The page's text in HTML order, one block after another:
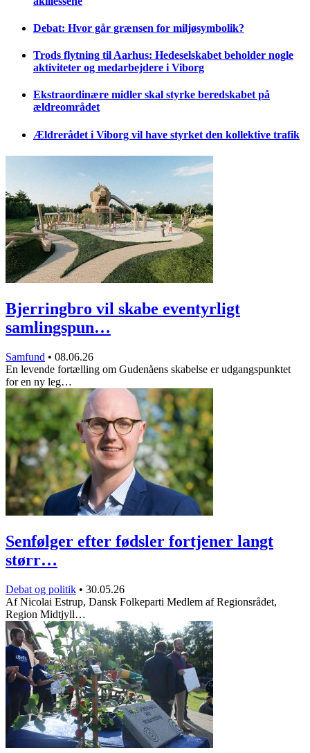
Debat: Hvor går grænsen for miljøsymbolik?
Trods flytning til Aarhus: Hedeselskabet beholder nogle
aktiviteter og medarbejdere i Viborg
Ekstraordinære midler skal styrke beredskabet på
ældreområdet
Ældrerådet i Viborg vil have styrket den kollektive trafik
Bjerringbro vil skabe eventyrligt
samlingspun…
Samfund • 08.06.26
En levende fortælling om Gudenåens skabelse er udgangspunktet
for en ny leg…
Senfølger efter fødsler fortjener langt
størr…
Debat og politik • 30.05.26
Af Nicolai Estrup, Dansk Folkeparti Medlem af Regionsrådet,
Region Midtjyll…